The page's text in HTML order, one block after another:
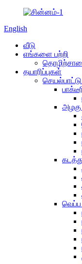
English
வீடு
எங்களை பற்றி
தயாரிப்புகள்
அழகு
வெப்ப